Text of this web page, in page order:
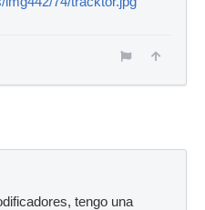
tengo una